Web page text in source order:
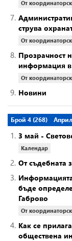
От
7.
струва
От
8. Прозрачност
информация в
От
9. Новини
Брой 4 (268)
1. 3 май -
Календар
2. От съдебната
3.
бъде
Габрово
От
4. Как се
обществена